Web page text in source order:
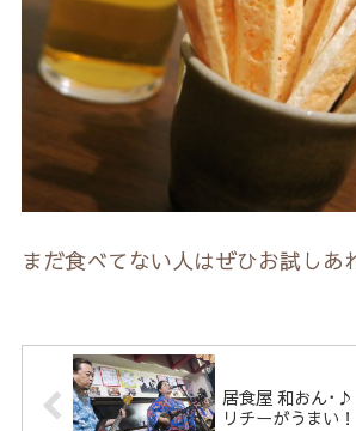
まだ食べてない人はぜひお試しあ
居食屋 和おん･♪
リチーがうまい！